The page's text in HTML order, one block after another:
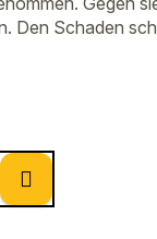
Den Schaden